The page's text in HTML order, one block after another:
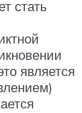
стать
является